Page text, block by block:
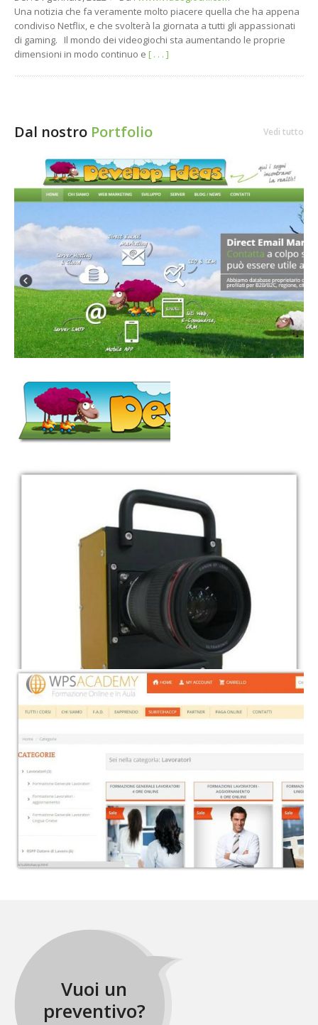
Una notizia che fa veramente molto piacere quella che ha appena
condiviso Netflix, e che svolterà la giornata a tutti gli appassionati
di gaming. Il mondo dei videogiochi sta aumentando le proprie
dimensioni in modo continuo e [ . . . ]
Dal nostro Portfolio Vedi tutto
Vuoi un
preventivo?